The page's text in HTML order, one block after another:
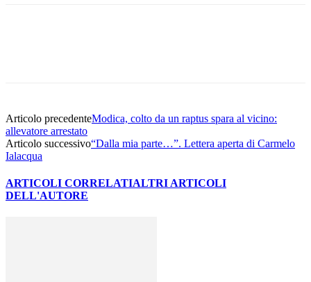
Articolo precedenteModica, colto da un raptus spara al vicino:
allevatore arrestato
Articolo successivo“Dalla mia parte…”. Lettera aperta di Carmelo
Ialacqua
ARTICOLI CORRELATIALTRI ARTICOLI
DELL'AUTORE